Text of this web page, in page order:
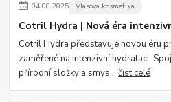
04.08.2025 Vlasová kosmetika
Cotril Hydra | Nová éra
Cotril Hydra představuje novou éru
zaměřené na intenzivní hydrataci.
přírodní složky a smys...číst celé